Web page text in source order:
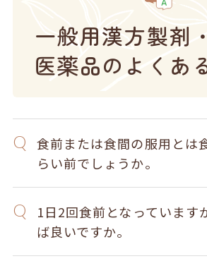
一般用漢方製剤
医薬品のよくあ
食前または食間の服用とは
らい前でしょうか。
1日2回食前となっています
ば良いですか。